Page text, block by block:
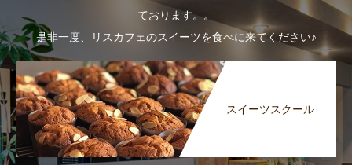
ております。。
是非一度、リスカフェのスイーツを食べに来てください♪
スイーツスクール